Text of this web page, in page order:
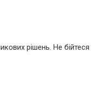
рішень. Не бійтеся